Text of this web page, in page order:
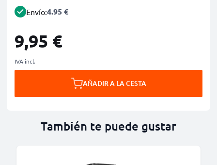
Envío:4.95 €
9,95 €
IVA incl.
AÑADIR A LA CESTA
También te puede gustar